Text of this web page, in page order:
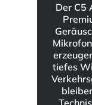
Der C5
tiefes